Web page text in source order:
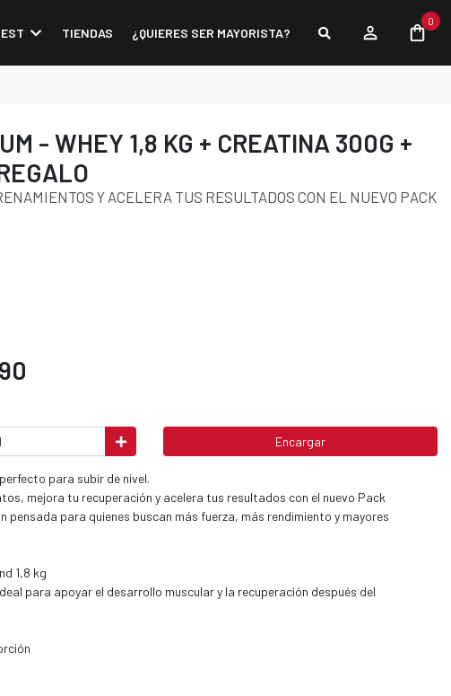
TIENDAS ¿QUIERES SER MAYORISTA?
0
- WHEY 1,8 KG + CREATINA 300G +
Y ACELERA TUS RESULTADOS CON EL NUEVO PACK
Encargar
para subir de nivel.
mejora tu recuperación y acelera tus resultados con el nuevo Pack
pensada para quienes buscan más fuerza, más rendimiento y mayores
1,8 kg
para apoyar el desarrollo muscular y la recuperación después del